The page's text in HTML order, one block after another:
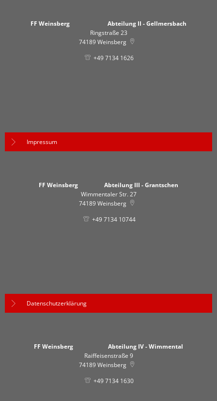
FF Weinsberg Abteilung II - Gellmersbach
Ringstraße 23
74189Weinsberg
+49 7134 1626
Impressum
FF Weinsberg Abteilung III - Grantschen
Wimmentaler Str. 27
74189Weinsberg
+49 7134 10744
Datenschutzerklärung
FF Weinsberg Abteilung IV - Wimmental
Raiffeisenstraße 9
74189Weinsberg
+49 7134 1630